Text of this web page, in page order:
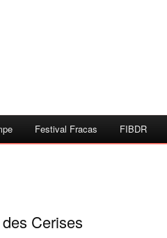
Festival Fracas FIBDR
Cerises